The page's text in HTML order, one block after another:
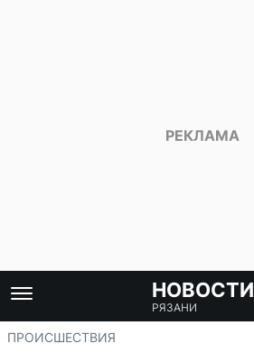
НОВОСТИ
РЯЗАНИ
ПРОИСШЕСТВИЯ